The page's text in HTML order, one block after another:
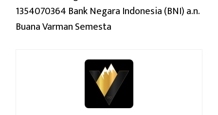
1354070364 Bank Negara Indonesia (BNI) a.n.
Buana Varman Semesta